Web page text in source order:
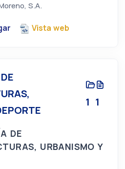
S.A.
Vista web
1 1
DE
URBANISMO Y